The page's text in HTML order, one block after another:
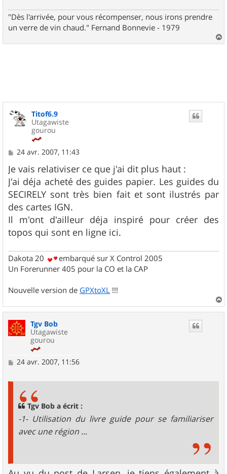
"Dès l'arrivée, pour vous récompenser, nous irons prendre
un verre de vin chaud." Fernand Bonnevie - 1979
a
Titof6.9
Utagawiste
gourou
M
s
s
a
g
e
24 avr. 2007, 11:43
Je vais relativiser ce que j'ai dit plus haut :
J'ai déja acheté des guides papier. Les guides du
SECIRELY sont très bien fait et sont ilustrés par
des cartes IGN.
Il m'ont d'ailleur déja inspiré pour créer des
topos qui sont en ligne ici.
Dakota 20
embarqué sur X Control 2005
Un Forerunner 405 pour la CO et la CAP
Nouvelle version de GPXtoXL !!!
a
Tgv Bob
Utagawiste
gourou
M
24 avr. 2007, 11:56
Tgv Bob a écrit :
-1- Utilisation du livre guide pour se familiariser
avec une région ...